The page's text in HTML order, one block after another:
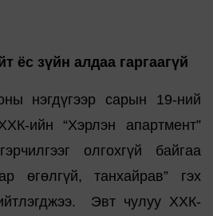
ёс зүйн алдаа гаргаагүй
нэгдүгээр сарын 19-ний
ийн “Хэрлэн апартмент”
олгохгүй байгаа
өгөлгүй, танхайрав” гэх
Эвт чулуу ХХК-